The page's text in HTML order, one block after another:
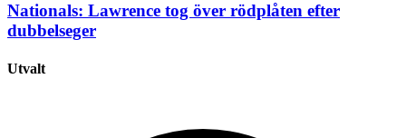
Nationals: Lawrence tog över rödplåten efter
dubbelseger
Utvalt